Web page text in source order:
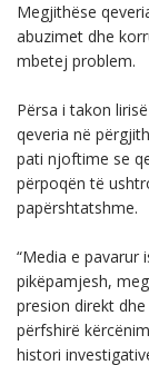
Megjithëse
abuzimet dhe
mbetej problem.
Përsa i takon
qeveria në
pati njoftime se
përpoqën të
papërshtatshme.
“Media e pavarur
pikëpamjesh,
presion direkt
përfshirë
histori